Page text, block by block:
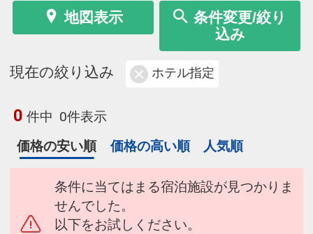
地図表示
条件変更/絞り
込み
現在の絞り込み ホテル指定
0 件中 0件表示
価格の安い順
価格の高い順 人気順
条件に当てはまる宿泊施設が見つかりま
せんでした。
以下をお試しください。